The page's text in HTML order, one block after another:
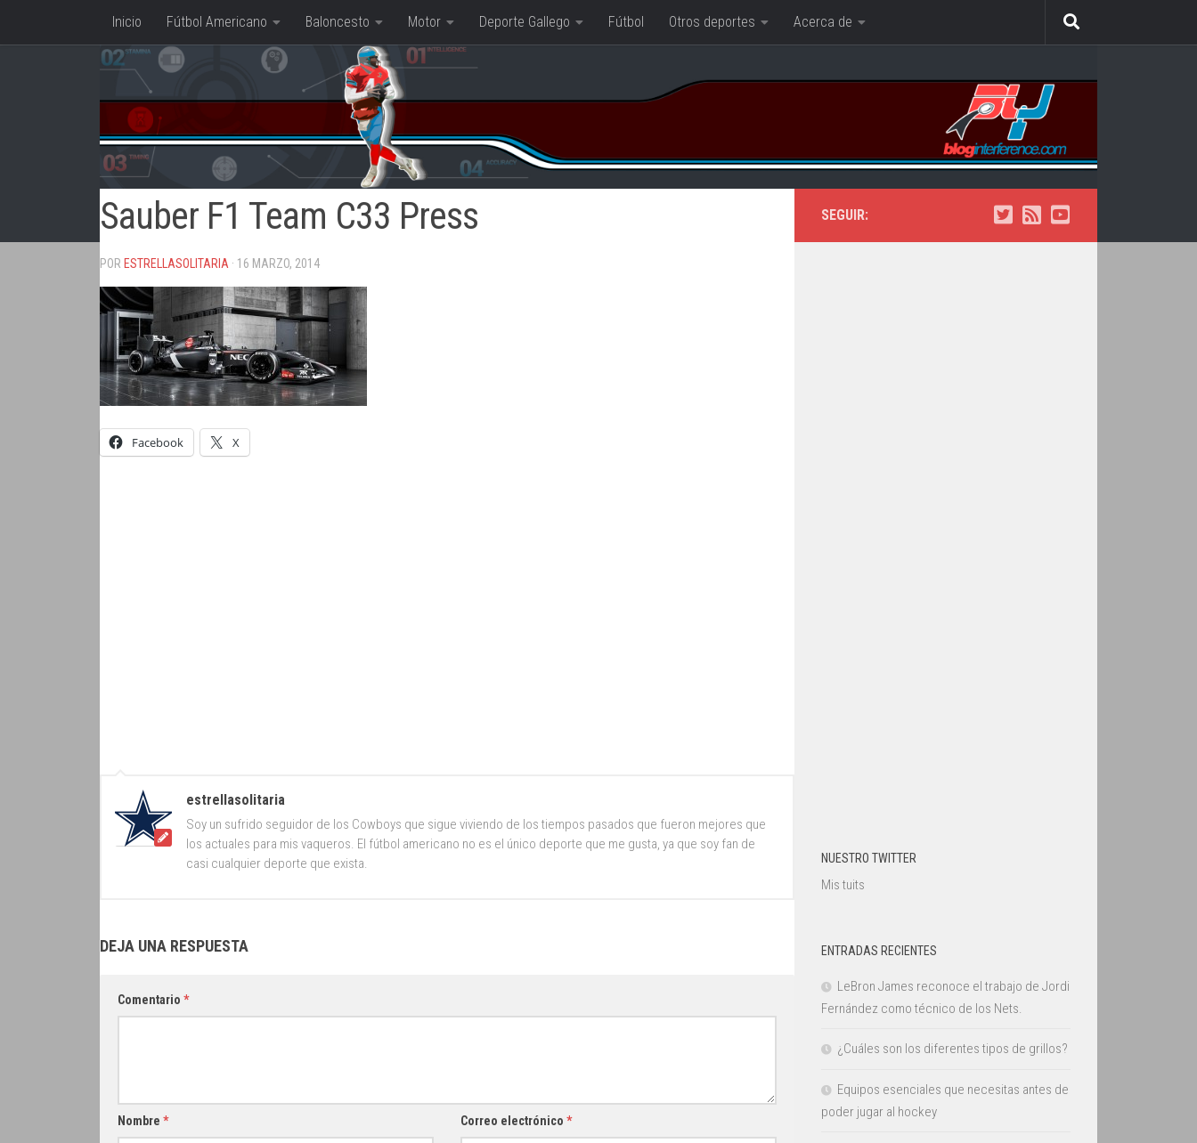
Saltar al contenido
Inicio Fútbol Americano Baloncesto Motor Deporte Gallego Fútbol Otros deportes Acerca de
Sauber F1 Team C33 Press
POR ESTRELLASOLITARIA · 16 MARZO, 2014
Facebook X
estrellasolitaria
Soy un sufrido seguidor de los Cowboys que sigue viviendo de los tiempos pasados que fueron mejores que
los actuales para mis vaqueros. El fútbol americano no es el único deporte que me gusta, ya que soy fan de
casi cualquier deporte que exista.
DEJA UNA RESPUESTA
Comentario *
Nombre * Correo electrónico *
SEGUIR:
NUESTRO TWITTER
Mis tuits
ENTRADAS RECIENTES
LeBron James reconoce el trabajo de Jordi
Fernández como técnico de los Nets.
¿Cuáles son los diferentes tipos de grillos?
Equipos esenciales que necesitas antes de
poder jugar al hockey